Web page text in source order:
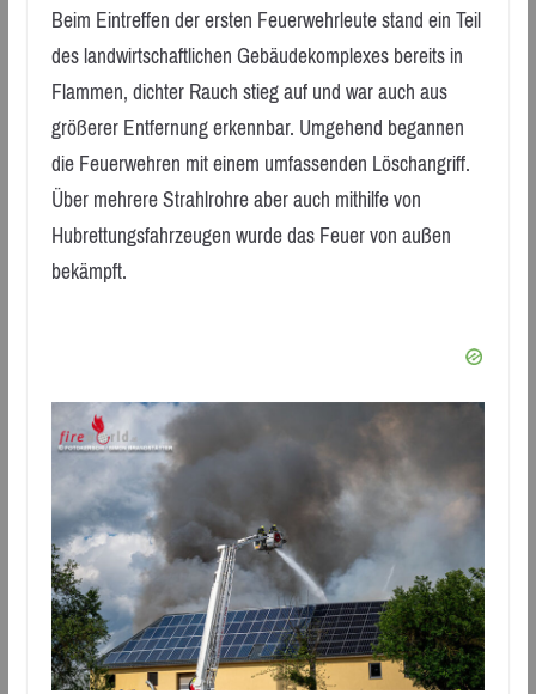
Beim Eintreffen der ersten Feuerwehrleute stand ein Teil
des landwirtschaftlichen Gebäudekomplexes bereits in
Flammen, dichter Rauch stieg auf und war auch aus
größerer Entfernung erkennbar. Umgehend begannen
die Feuerwehren mit einem umfassenden Löschangriff.
Über mehrere Strahlrohre aber auch mithilfe von
Hubrettungsfahrzeugen wurde das Feuer von außen
bekämpft.